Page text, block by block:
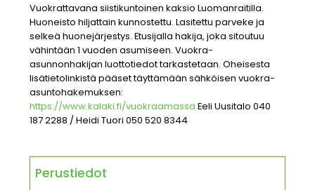
Vuokrattavana siistikuntoinen kaksio Luomanraitilla.
Huoneisto hiljattain kunnostettu. Lasitettu parveke ja
selkeä huonejärjestys. Etusijalla hakija, joka sitoutuu
vähintään 1 vuoden asumiseen. Vuokra-
asunnonhakijan luottotiedot tarkastetaan. Oheisesta
lisätietolinkistä pääset täyttämään sähköisen vuokra-
asuntohakemuksen:
https://www.kalaki.fi/vuokraamassa Eeli Uusitalo 040
187 2288 / Heidi Tuori 050 520 8344
Perustiedot